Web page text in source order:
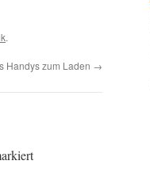
.
Handys zum Laden →